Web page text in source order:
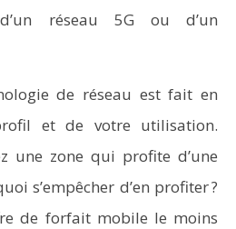
réseau 5G ou d’un
de réseau est fait en
et de votre utilisation.
une zone qui profite d’une
s’empêcher d’en profiter ?
de forfait mobile le moins